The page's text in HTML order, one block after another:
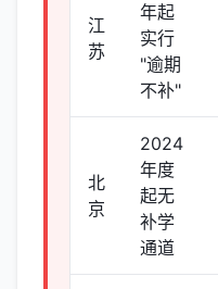
江
苏
年起
实行
"逾期
不补"
北
京
2024
年度
起无
补学
通道